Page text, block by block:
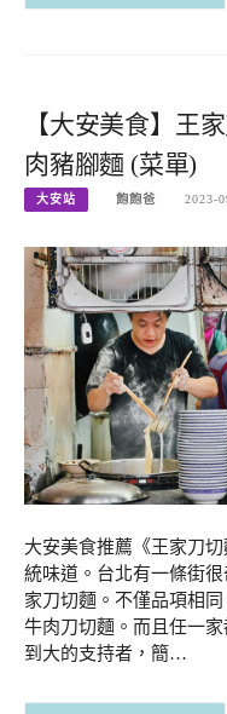
【大安美食】王
肉豬腳麵 (菜單)
大安站 飽飽爸 2023-
大安美食推薦《王家刀
統味道。台北有一條街
家刀切麵。不僅品項相
牛肉刀切麵。而且任一
到大的支持者，簡…